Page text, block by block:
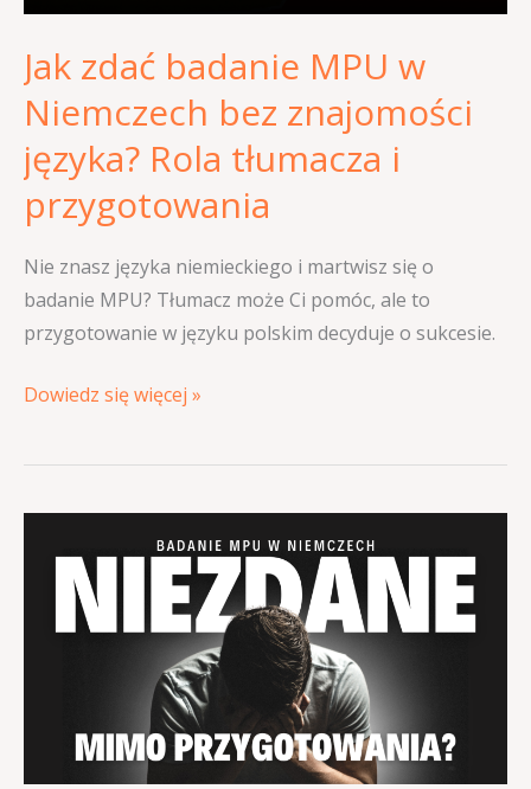
Jak zdać badanie MPU w
Niemczech bez znajomości
języka? Rola tłumacza i
przygotowania
Nie znasz języka niemieckiego i martwisz się o
badanie MPU? Tłumacz może Ci pomóc, ale to
przygotowanie w języku polskim decyduje o sukcesie.
języka?
Rola
tłumacza
przygotowania
Dowiedz się więcej »
badanie
przygotowania?